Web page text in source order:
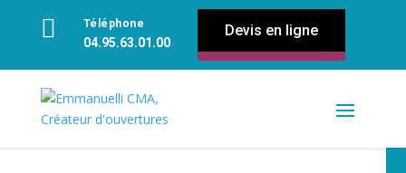
 Téléphone
04.95.63.01.00
Devis en ligne